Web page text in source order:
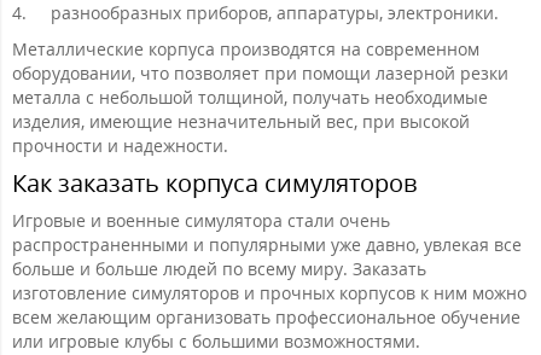
4.
разнообразных приборов, аппаратуры, электроники.
Металлические корпуса производятся на современном
оборудовании, что позволяет при помощи лазерной резки
металла с небольшой толщиной, получать необходимые
изделия, имеющие незначительный вес, при высокой
прочности и надежности.
Как заказать корпуса симуляторов
Игровые и военные симулятора стали очень
распространенными и популярными уже давно, увлекая все
больше и больше людей по всему миру. Заказать
изготовление симуляторов и прочных корпусов к ним можно
всем желающим организовать профессиональное обучение
или игровые клубы с большими возможностями.